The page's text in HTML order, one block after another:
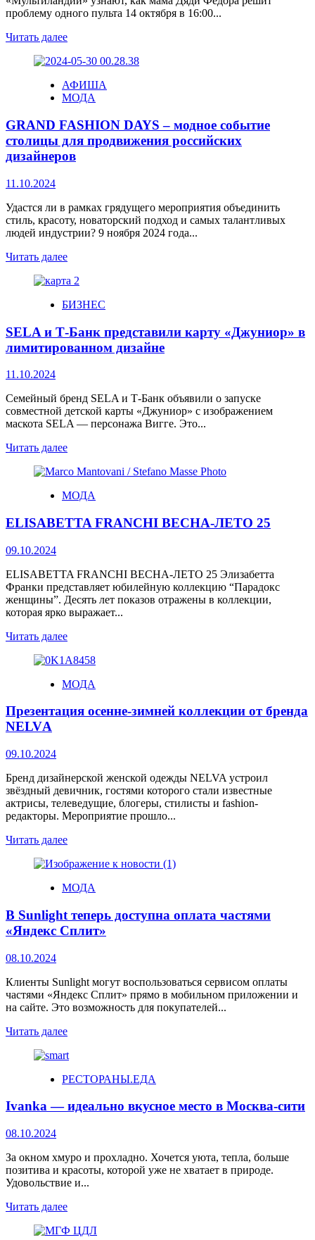
проблему одного пульта 14 октября в 16:00...
Читать далее
АФИША
МОДА
GRAND FASHION DAYS – модное событие
столицы для продвижения российских
дизайнеров
11.10.2024
Удастся ли в рамках грядущего мероприятия объединить
стиль, красоту, новаторский подход и самых талантливых
людей индустрии? 9 ноября 2024 года...
Читать далее
БИЗНЕС
SELA и Т-Банк представили карту «Джуниор» в
лимитированном дизайне
11.10.2024
Семейный бренд SELA и Т-Банк объявили о запуске
совместной детской карты «Джуниор» с изображением
маскота SELA — персонажа Вигге. Это...
Читать далее
МОДА
ELISABETTA FRANCHI ВЕСНА-ЛЕТО 25
09.10.2024
ELISABETTA FRANCHI ВЕСНА-ЛЕТО 25 Элизабетта
Франки представляет юбилейную коллекцию “Парадокс
женщины”. Десять лет показов отражены в коллекции,
которая ярко выражает...
Читать далее
МОДА
Презентация осенне-зимней коллекции от бренда
NELVА
09.10.2024
Бренд дизайнерской женской одежды NELVA устроил
звёздный девичник, гостями которого стали известные
актрисы, телеведущие, блогеры, стилисты и fashion-
редакторы. Мероприятие прошло...
Читать далее
МОДА
В Sunlight теперь доступна оплата частями
«Яндекс Сплит»
08.10.2024
Клиенты Sunlight могут воспользоваться сервисом оплаты
частями «Яндекс Сплит» прямо в мобильном приложении и
на сайте. Это возможность для покупателей...
Читать далее
РЕСТОРАНЫ.ЕДА
Ivanka — идеально вкусное место в Москва-сити
08.10.2024
За окном хмуро и прохладно. Хочется уюта, тепла, больше
позитива и красоты, которой уже не хватает в природе.
Удовольствие и...
Читать далее